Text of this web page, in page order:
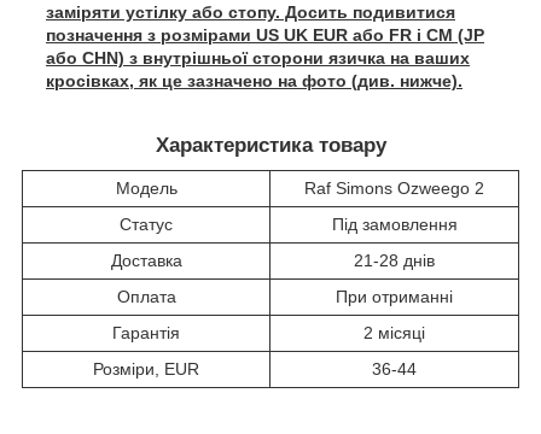
заміряти устілку або стопу. Досить подивитися
позначення з розмірами US UK EUR або FR і СМ (JP
або CHN) з внутрішньої сторони язичка на ваших
кросівках, як це зазначено на фото (див. нижче).
Характеристика товару
Модель
Raf Simons Ozweego 2
Статус
Під замовлення
Доставка
21-28 днів
Оплата
При отриманні
Гарантія
2 місяці
Розміри, EUR
36-44